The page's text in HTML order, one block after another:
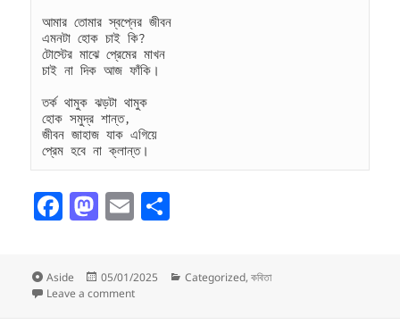
আমার তোমার স্বপ্নের জীবন
এমনটা হোক চাই কি?
টোস্টের মাঝে প্রেমের মাখন
চাই না দিক আজ ফাঁকি।
তর্ক থামুক ঝড়টা থামুক
হোক সমুদ্র শান্ত,
জীবন জাহাজ যাক এগিয়ে
প্রেম হবে না ক্লান্ত।
F
c
e
M
to
d
E
ai
l
a
re
Format
Aside
Posted
on
05/01/2025 Categories
Categorized,কবিতা
Leave a commenton প্রেমিক মনে যুক্তি